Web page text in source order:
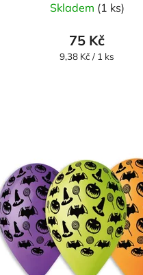
Skladem (1 ks)
75 Kč
Měrná
9,38 Kč / 1 ks